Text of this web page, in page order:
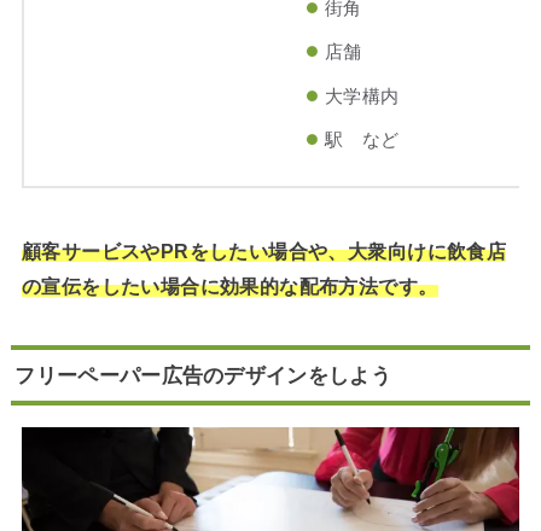
街角
店舗
大学構内
駅 など
顧客サービスやPRをしたい場合や、大衆向けに飲食店
の宣伝をしたい場合に効果的な配布方法です。
フリーペーパー広告のデザインをしよう